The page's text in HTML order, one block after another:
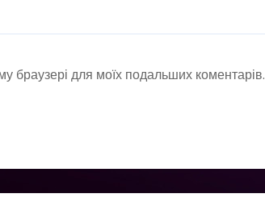
браузері для моїх подальших коментарів.